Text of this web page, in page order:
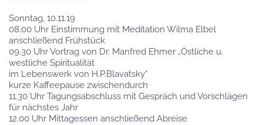
Sonntag, 10.11.19
08.00 Uhr Einstimmung mit Meditation Wilma Elbel
anschließend Frühstück
09.30 Uhr Vortrag von Dr. Manfred Ehmer „Östliche u.
westliche Spiritualität
im Lebenswerk von H.P.Blavatsky“
kurze Kaffeepause zwischendurch
11.30 Uhr Tagungsabschluss mit Gespräch und Vorschlägen
für nächstes Jahr
12.00 Uhr Mittagessen anschließend Abreise